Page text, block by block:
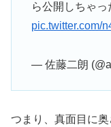
ら公開しちゃっ
pic.twitter.com/
— 佐藤二朗
つまり、真面目に奥